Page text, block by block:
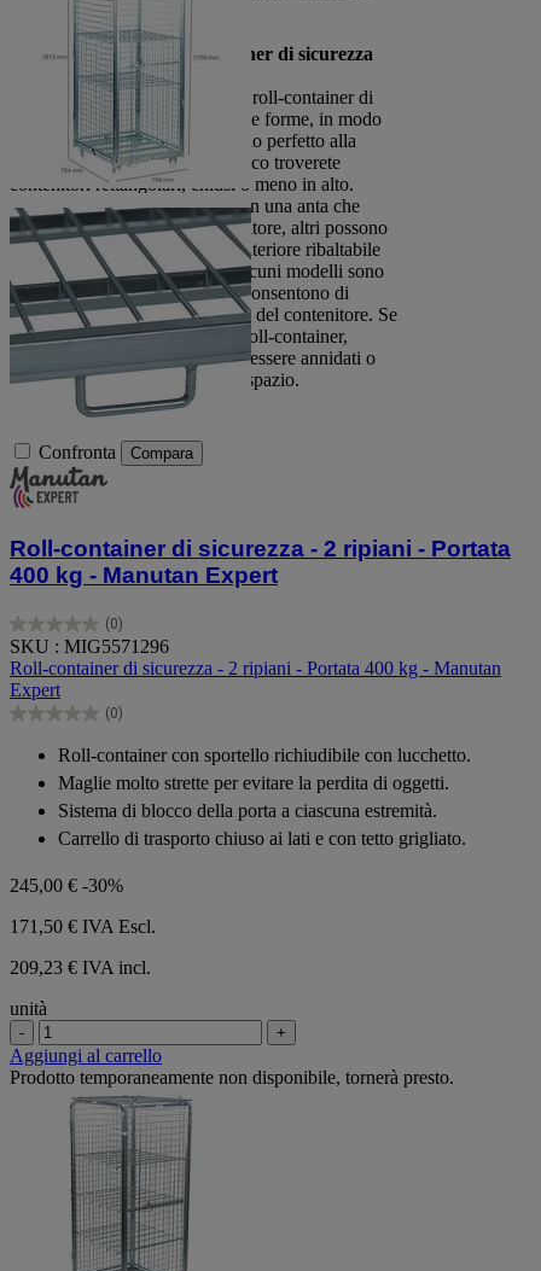
Quali sono i tipi di roll container di sicurezza
disponibili?
Nella nostra selezione troverete roll-container di
sicurezza di diverse dimensioni e forme, in modo
da trovare sicuramente il modello perfetto alla
vostra esigenza. Nel nostro elenco troverete
contenitori rettangolari, chiusi o meno in alto.
Alcuni possono essere aperti con una anta che
copre l'intera altezza del contenitore, altri possono
essere aperti con un pannello anteriore ribaltabile
per due terzi del contenitore. Alcuni modelli sono
dotati di uno o più ripiani, che consentono di
organizzare i prodotti all'interno del contenitore. Se
desiderate adoperare più di un roll-container,
scegliete i modelli che possono essere annidati o
piegati insieme per risparmiare spazio.
Confronta Compara
Roll-container di sicurezza - 2 ripiani - Portata
400 kg - Manutan Expert
(0)
0.0
su
5
stelle.
SKU : MIG5571296
Roll-container di sicurezza - 2 ripiani - Portata 400 kg - Manutan
Expert
(0)
0.0
stelle.
Roll-container con sportello richiudibile con lucchetto.
Maglie molto strette per evitare la perdita di oggetti.
Sistema di blocco della porta a ciascuna estremità.
Carrello di trasporto chiuso ai lati e con tetto grigliato.
245,00 € -30%
171,50 € IVA Escl.
209,23 € IVA incl.
unità
- +
Aggiungi al carrello
Prodotto temporaneamente non disponibile, tornerà presto.